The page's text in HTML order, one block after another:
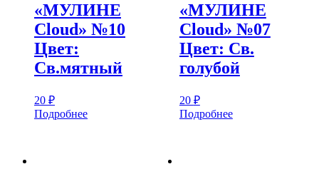
«МУЛИНЕ
Cloud» №10
Цвет:
Св.мятный
20 ₽
Подробнее
«МУЛИНЕ
Cloud» №07
Цвет: Св.
голубой
20 ₽
Подробнее